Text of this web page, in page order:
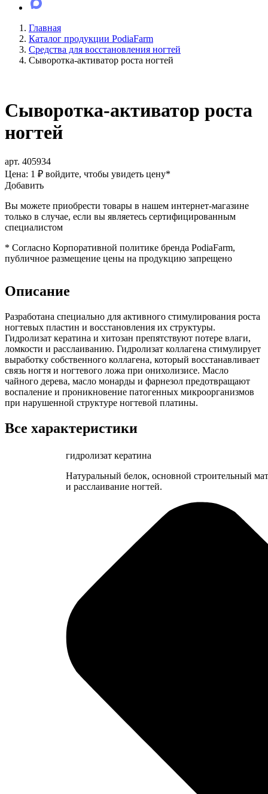
Главная
Каталог продукции PodiaFarm
Средства для восстановления ногтей
Сыворотка-активатор роста ногтей
Сыворотка-активатор роста
ногтей
арт. 405934
Цена: 1 ₽ войдите, чтобы увидеть цену*
Добавить
Вы можете приобрести товары в нашем интернет-магазине
только в случае, если вы являетесь сертифицированным
специалистом
* Согласно Корпоративной политике бренда PodiaFarm,
публичное размещение цены на продукцию запрещено
Описание
Разработана специально для активного стимулирования роста
ногтевых пластин и восстановления их структуры.
Гидролизат кератина и хитозан препятствуют потере влаги,
ломкости и расслаиванию. Гидролизат коллагена стимулирует
выработку собственного коллагена, который восстанавливает
связь ногтя и ногтевого ложа при онихолизисе. Масло
чайного дерева, масло монарды и фарнезол предотвращают
воспаление и проникновение патогенных микроорганизмов
при нарушенной структуре ногтевой платины.
Все характеристики
гидролизат кератина
Натуральный белок, основной строительный
и расслаивание ногтей.